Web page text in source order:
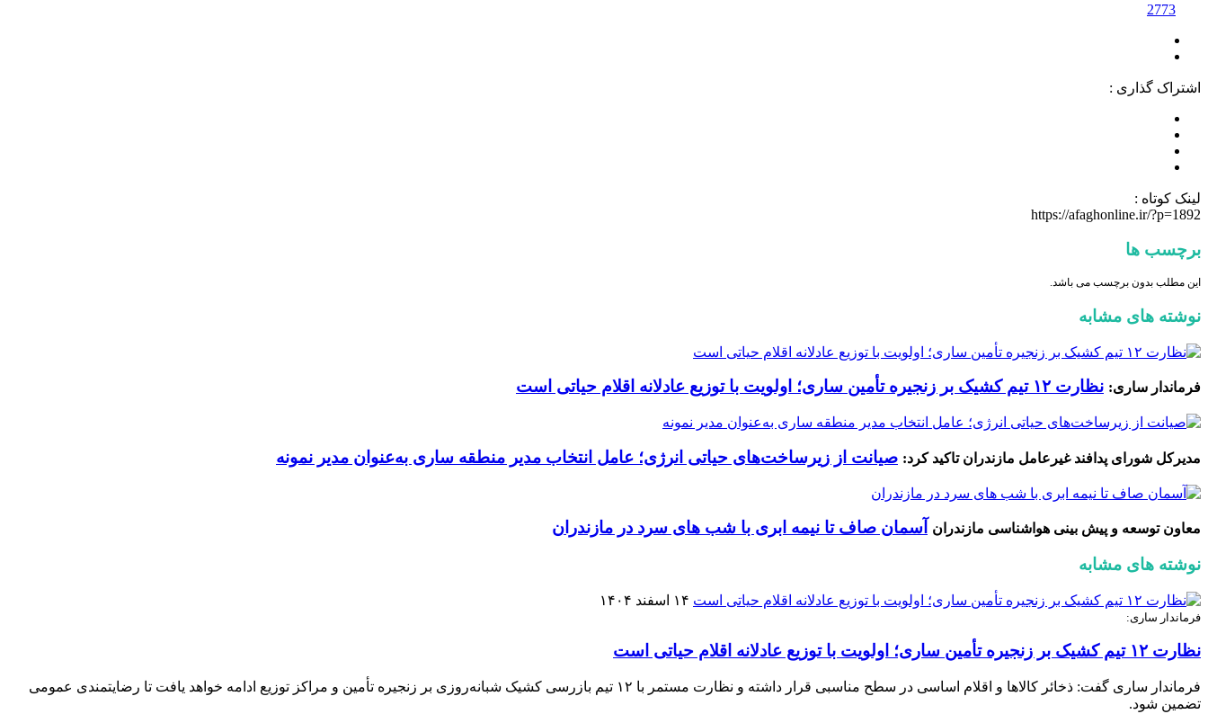
2773
اشتراک گذاری :
لینک کوتاه :
https://afaghonline.ir/?p=1892
برچسب ها
این مطلب بدون برچسب می باشد.
نوشته های مشابه
فرماندار ساری: نظارت ۱۲ تیم کشیک بر زنجیره تأمین ساری؛ اولویت با توزیع عادلانه اقلام حیاتی است
مدیرکل شورای پدافند غیرعامل مازندران تاکید کرد: صیانت از زیرساخت‌های حیاتی انرژی؛ عامل انتخاب مدیر منطقه ساری به‌عنوان مدیر نمونه
معاون توسعه و پیش بینی هواشناسی مازندران
آسمان صاف تا نیمه ابری با شب های سرد در مازندران
نوشته های مشابه
۱۴ اسفند ۱۴۰۴
فرماندار ساری:
نظارت ۱۲ تیم کشیک بر زنجیره تأمین ساری؛ اولویت با توزیع عادلانه اقلام حیاتی است
فرماندار ساری گفت: ذخائر کالاها و اقلام اساسی در سطح مناسبی قرار داشته و نظارت مستمر با ۱۲ تیم بازرسی کشیک شبانه‌روزی بر زنجیره تأمین و مراکز توزیع ادامه خواهد یافت تا رضایتمندی عمومی
تضمین شود.